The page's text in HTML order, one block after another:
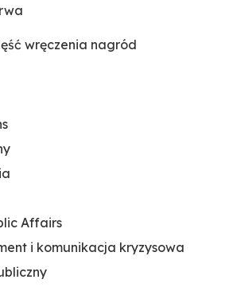
wręczenia nagród
Affairs
i komunikacja kryzysowa